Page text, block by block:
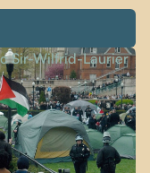
Sir-Wilfrid-Laurier